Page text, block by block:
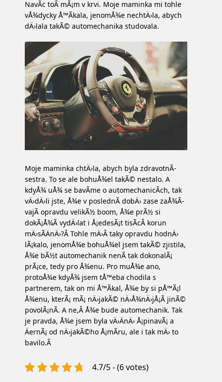
NavÃ­c toÂ mÃ¡m v krvi. Moje maminka mi tohle
vÅ¾dycky Å™Ã­kala, jenomÅ¾e nechtÄ›la, abych
dÄ›lala takÃ© automechanika studovala.
Moje maminka chtÄ›la, abych byla zdravotnÃ­
sestra. To se ale bohuÅ¾el takÃ© nestalo. A
kdyÅ¾ uÅ¾ se bavÃ­me o automechanicÃ­ch, tak
vÄ›dÄ›li jste, Å¾e v poslednÃ­ dobÄ› zase zaÅ¾Ã­
vajÃ­ opravdu velikÃ½ boom, Å¾e prÃ½ si
dokÃ¡Å¾Ã­ vydÄ›lat i Å¡edesÃ¡t tisÃ­cÂ korun
mÄ›sÃ­ÄnÄ›?Â Tohle mÄ›Â taky opravdu hodnÄ›
lÃ¡kalo, jenomÅ¾e bohuÅ¾el jsem takÃ© zjistila,
Å¾e bÃ½t automechanik nenÃ­ tak dokonalÃ¡
prÃ¡ce, tedy pro Å¾enu. Pro muÅ¾e ano,
protoÅ¾e kdyÅ¾ jsem tÅ™eba chodila s
partnerem, tak on mi Å™Ã­kal, Å¾e by si pÅ™Ã¡l
Å¾enu, kterÃ¡ mÃ¡ nÄ›jakÃ© nÄ›Å¾nÄ›jÅ¡Ã­ jinÃ©
povolÃ¡nÃ­. A ne,Â Å¾e bude automechanik. Tak
je pravda, Å¾e jsem byla vÄ›ÄnÄ› Å¡pinavÃ¡ a
ÄernÃ¡ od nÄ›jakÃ©ho Å¡mÃ­ru, ale i tak mÄ› to
bavilo.Â
4.7/5 - (6 votes)